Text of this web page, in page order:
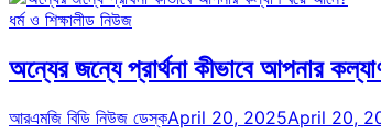
ধর্ম ও শিক্ষালীড নিউজ
অন্যের জন্যে প্রার্থনা কীভাবে আপনার
আরএমজি বিডি নিউজ ডেস্কApril 20, 2025April 20,